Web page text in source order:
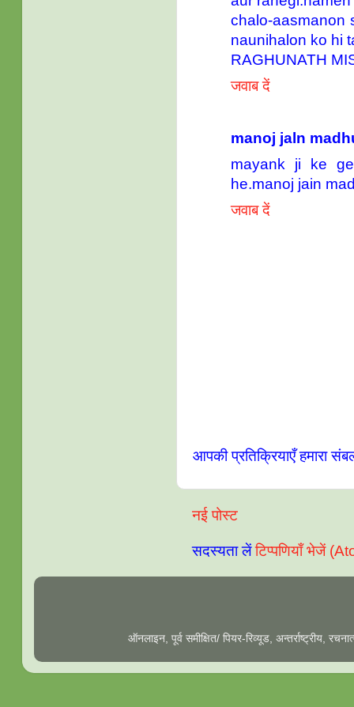
chalo-aasmanon
naunihalon ko hi
RAGHUNATH
जवाब दें
manoj jaln
mayank ji ke
he.manoj jain
जवाब दें
आपकी प्रतिक्रियाएँ हमारा
नई पोस्ट
सदस्यता लेंटिप्पणियाँ भेजें
ऑनलाइन, पूर्व समीक्षित/ पियर-रिव्यूड, अन्तर्राष्ट्रीय,